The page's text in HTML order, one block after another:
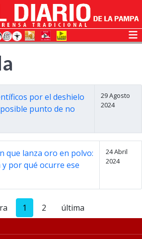
por el deshielo
punto de no
29 Agosto
2024
que lanza oro en polvo:
por qué ocurre ese
24 Abril
2024
1 2 última